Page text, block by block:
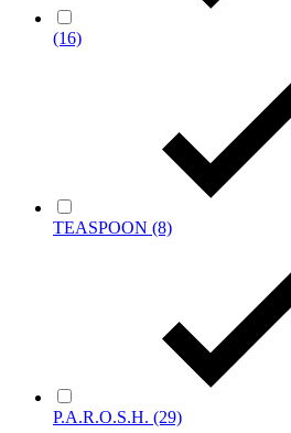
(16)
TEASPOON (8)
P.A.R.O.S.H. (29)